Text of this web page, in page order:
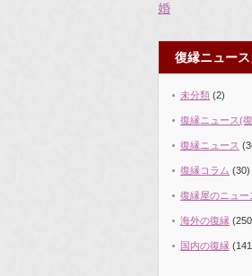
婚
復縁ニュー
未分類 (2)
復縁ニュース(
復縁ニュース
復縁コラム (30)
復縁屋のニュー
海外の復縁
国内の復縁